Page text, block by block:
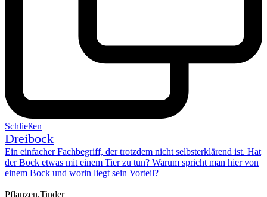
Schließen
Dreibock
Ein einfacher Fachbegriff, der trotzdem nicht selbsterklärend ist. Hat
der Bock etwas mit einem Tier zu tun? Warum spricht man hier von
einem Bock und worin liegt sein Vorteil?
Pflanzen.Tinder